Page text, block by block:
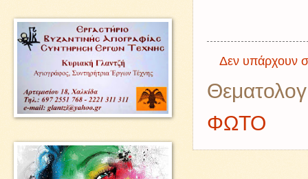
Δεν υπάρχουν
ΦΩΤΟ